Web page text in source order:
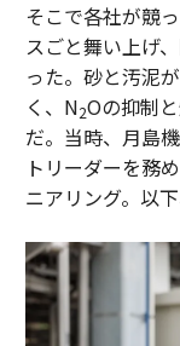
そこで各社が競
スごと舞い上げ
った。砂と汚泥
く、N2Oの抑制
だ。当時、月島
トリーダーを務
ニアリング。以